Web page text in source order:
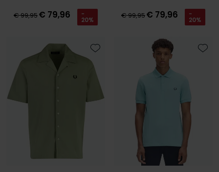
Thomas Maine
Tramarossa
Vanguard
€ 99,95€ 79,96 -
20% € 99,95€ 79,96 -
20%
Toevoegen aan favorieten